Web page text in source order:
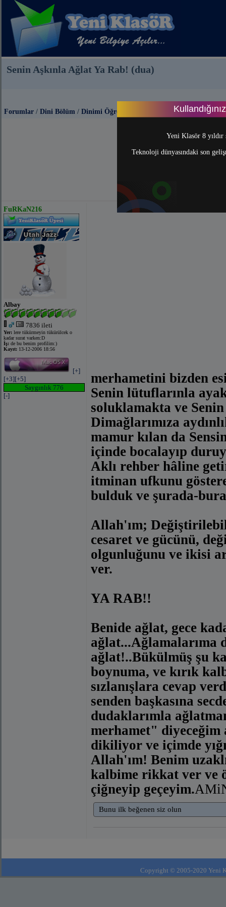
Yeni Klasör 8
Teknoloji dünyasındaki son
Senin Aşkınla Ağlat Ya Rab! (dua)
Forumlar / Dini Bölüm / Dinimi Öğreniyorum
FuRKaN216
Albay
7836 ileti
Yer: lere tükürmeyin tükürülcek o
kadar surat varken:D
İş: de bu benim profilim:)
Kayıt: 13-12-2006 18:56
[+]
[+3][+5]
Saygınlık 776
[-]
merhametini bizden
Senin lütuflarınla
soluklamakta ve
Dimağlarımıza
mamur kılan da
içinde bocalayıp
Aklı rehber hâline
itminan ufkunu
bulduk ve şurada-
Allah'ım;
cesaret ve gücünü,
olgunluğunu ve ikisi
ver.
YA RAB!!
Benide ağlat, gece
ağlat...Ağlamalarıma
ağlat!..Bükülmüş şu
boynuma, ve kırık
sızlanışlara cevap
senden başkasına
dudaklarımla
merhamet" diyeceğim
dikiliyor ve içimde
Allah'ım! Benim
kalbime rikkat ver ve
çiğneyip geçeyim.
Bunu ilk beğenen siz olun
Copyright © 2005-2020 Yeni